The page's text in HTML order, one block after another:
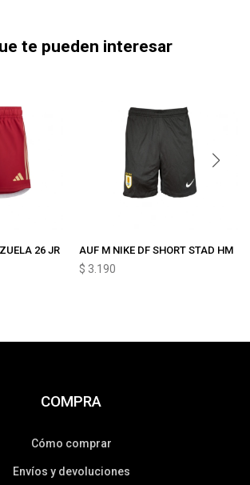
te pueden interesar
26 JR AUF M NIKE DF SHORT STAD HM
$ 3.190
COMPRA
Cómo comprar
Envíos y devoluciones